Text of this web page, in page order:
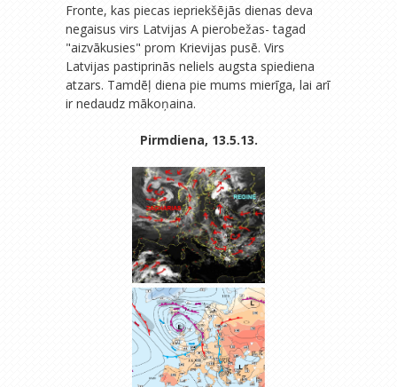
Fronte, kas piecas iepriekšējās dienas deva
negaisus virs Latvijas A pierobežas- tagad
"aizvākusies" prom Krievijas pusē. Virs
Latvijas pastiprinās neliels augsta spiediena
atzars. Tamdēļ diena pie mums mierīga, lai arī
ir nedaudz mākoņaina.
Pirmdiena, 13.5.13.